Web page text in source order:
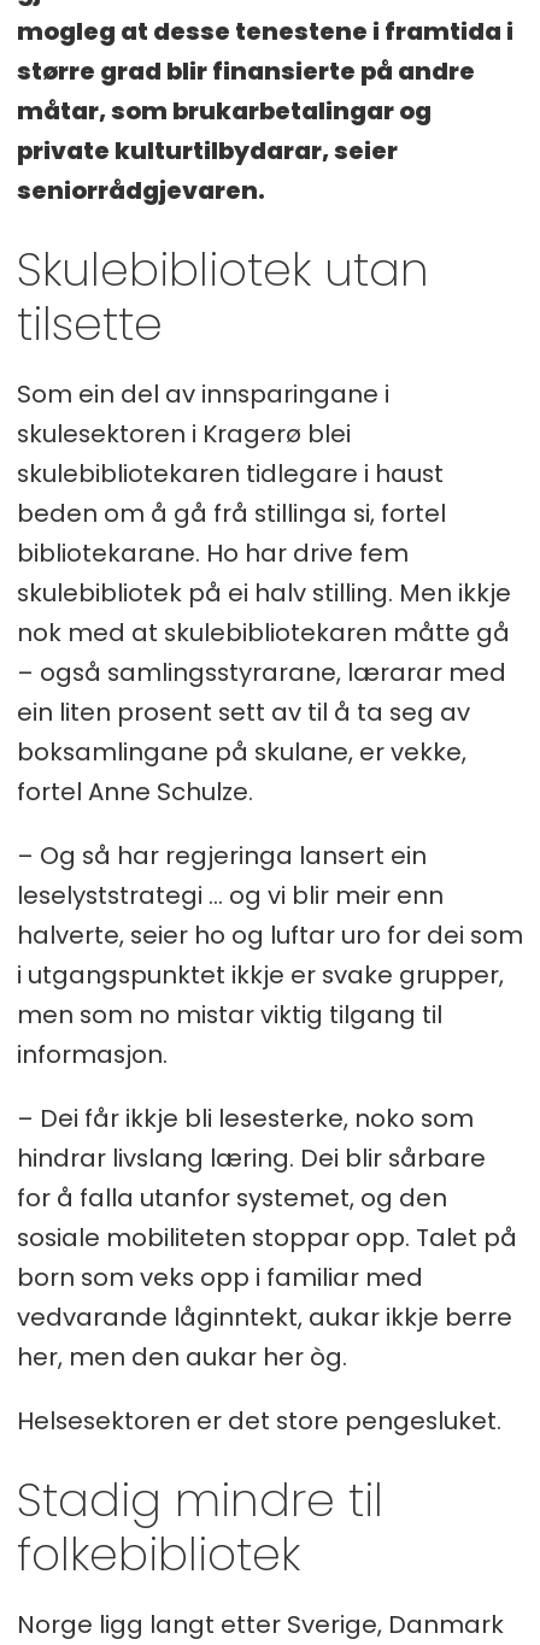
mogleg at desse tenestene i framtida i
større grad blir finansierte på andre
måtar, som brukarbetalingar og
private kulturtilbydarar, seier
seniorrådgjevaren.
Skulebibliotek utan
tilsette
Som ein del av innsparingane i
skulesektoren i Kragerø blei
skulebibliotekaren tidlegare i haust
beden om å gå frå stillinga si, fortel
bibliotekarane. Ho har drive fem
skulebibliotek på ei halv stilling. Men ikkje
nok med at skulebibliotekaren måtte gå
– også samlingsstyrarane, lærarar med
ein liten prosent sett av til å ta seg av
boksamlingane på skulane, er vekke,
fortel Anne Schulze.
– Og så har regjeringa lansert ein
leselyststrategi ... og vi blir meir enn
halverte, seier ho og luftar uro for dei som
i utgangspunktet ikkje er svake grupper,
men som no mistar viktig tilgang til
informasjon.
– Dei får ikkje bli lesesterke, noko som
hindrar livslang læring. Dei blir sårbare
for å falla utanfor systemet, og den
sosiale mobiliteten stoppar opp. Talet på
born som veks opp i familiar med
vedvarande låginntekt, aukar ikkje berre
her, men den aukar her òg.
Helsesektoren er det store pengesluket.
Stadig mindre til
folkebibliotek
Norge ligg langt etter Sverige, Danmark